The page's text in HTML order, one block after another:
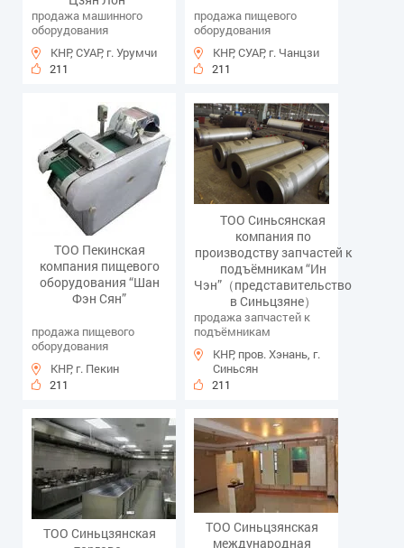
продажа машинного
оборудования
КНР, СУАР, г. Урумчи
211
продажа пищевого
оборудования
КНР, СУАР, г. Чанцзи
211
ТОО Пекинская
компания пищевого
оборудования “Шан
Фэн Сян”
продажа пищевого
оборудования
КНР, г. Пекин
211
ТОО Синьсянская
компания по
производству запчастей к
подъёмникам “Ин
Чэн”（представительство
в Синьцзяне）
продажа запчастей к
подъёмникам
КНР, пров. Хэнань, г.
Синьсян
211
ТОО Синьцзянская
ТОО Синьцзянская
международная